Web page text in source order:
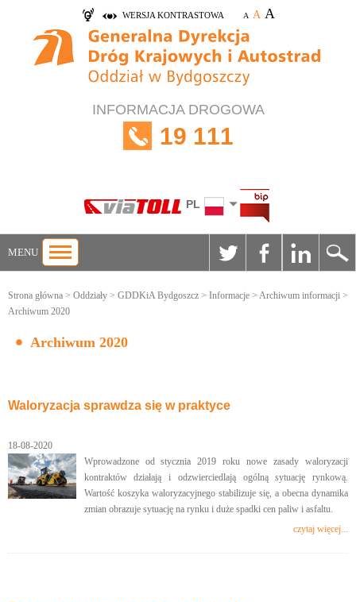
WERSJA KONTRASTOWA A A A
INFORMACJA DROGOWA
19 111
PL
MENU
Strona główna > Oddziały > GDDKiA Bydgoszcz > Informacje > Archiwum informacji >
Archiwum 2020
Archiwum 2020
Waloryzacja sprawdza się w praktyce
18-08-2020
Wprowadzone od stycznia 2019 roku nowe zasady waloryzacji
kontraktów działają i odzwierciedlają ogólną sytuację rynkową.
Wartość koszyka waloryzacyjnego stabilizuje się, a obecna dynamika
zmian obrazuje sytuację na rynku i duże spadki cen paliw i asfaltu.
czytaj więcej...